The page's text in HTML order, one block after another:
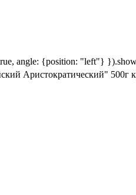
angle: {position: "left"}
Аристократический" 500г